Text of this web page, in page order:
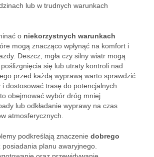
lub w trudnych warunkach
o niekorzystnych warunkach
mogą znacząco wpłynąć na komfort i
Deszcz, mgła czy silny wiatr mogą
się lub utraty kontroli nad
przed każdą wyprawą warto sprawdzić
dostosować trasę do potencjalnych
obejmować wybór dróg mniej
lub odkładanie wyprawy na czas
atmosferycznych.
podkreślają znaczenie dobrego
posiadania planu awaryjnego.